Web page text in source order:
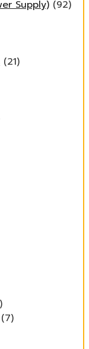
Supply) (92)
(21)
(7)